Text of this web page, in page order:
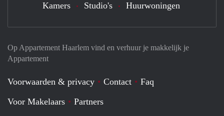
Op Appartement Haarlem vind en verhuur je makkelijk je
Appartement
Voorwaarden & privacy Contact
Faq
Voor Makelaars
Partners
Kamers Studio's Huurwoningen